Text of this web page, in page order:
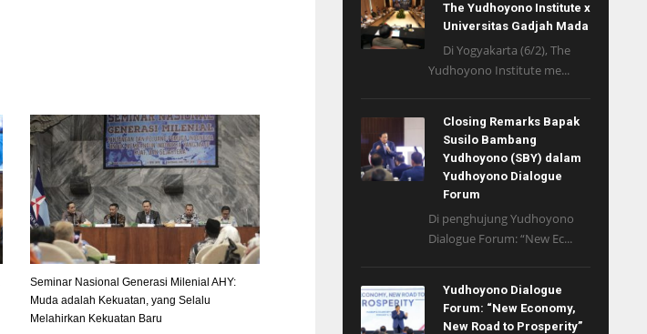
Seminar Nasional Generasi Milenial AHY:
Muda adalah Kekuatan, yang Selalu
Melahirkan Kekuatan Baru
The Yudhoyono Institute x
Universitas Gadjah Mada
Di Yogyakarta (6/2), The
Yudhoyono Institute me...
Closing Remarks Bapak
Susilo Bambang
Yudhoyono (SBY) dalam
Yudhoyono Dialogue
Forum
Di penghujung Yudhoyono
Dialogue Forum: “New Ec...
Yudhoyono Dialogue
Forum: “New Economy,
New Road to Prosperity”